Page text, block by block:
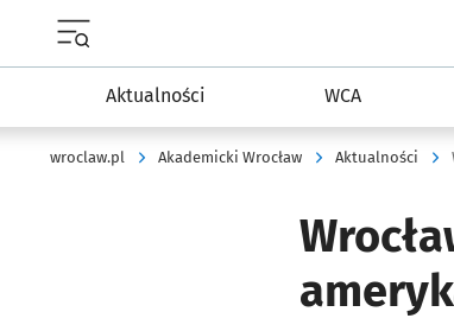
Menu główne portalu wroclaw.pl
Aktualności WCA
wroclaw.pl Akademicki Wrocław Aktualności